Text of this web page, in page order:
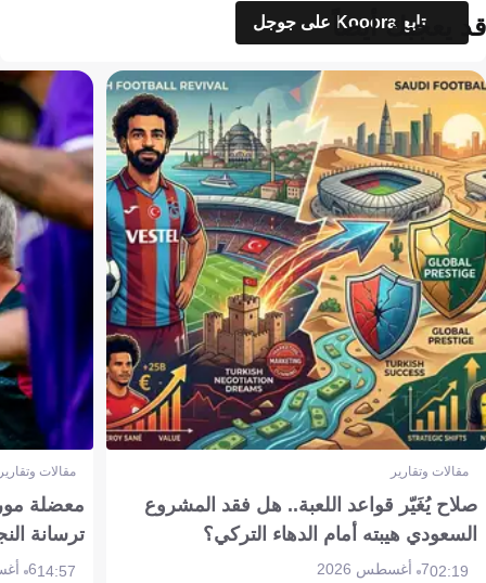
تابع Kooora على جوجل
قد يعجبك أيضاً
مقالات وتقارير
صلاح يُغَيّر قواعد اللعبة.. هل فقد المشروع
السعودي هيبته أمام الدهاء التركي؟
02:197 أغسطس 2026
مقالات
معضلة
ترسانة
14:576 أغسطس 2026